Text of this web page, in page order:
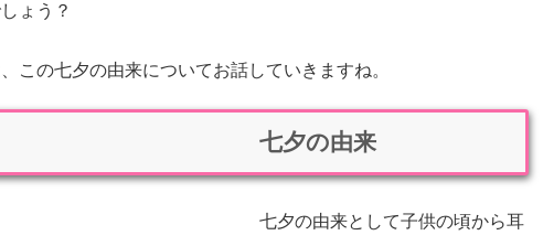
ょう？
この七夕の由来についてお話していきますね。
七夕の由来
七夕の由来として子供の頃から耳